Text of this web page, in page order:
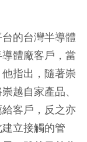
的台灣半導體
體廠客戶，當
指出，隨著崇
越自家產品、
客戶，反之亦
立接觸的管